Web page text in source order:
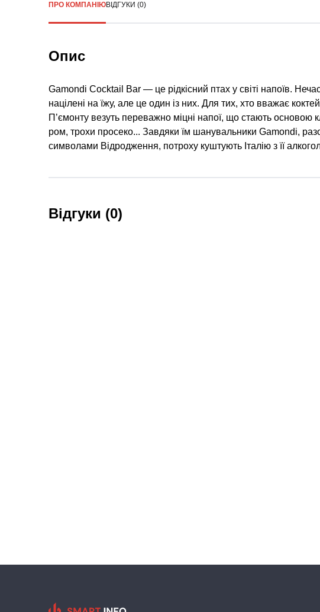
ПРО КОМПАНІЮВІДГУКИ (0)
Опис
Gamondi Cocktail Bar — це рідкісний птах у світі напоїв.
націлені на їжу, але це один із них. Для тих, хто вважає
П’ємонту везуть переважно міцні напої, що стають основою
ром, трохи просеко... Завдяки їм шанувальники Gamondi,
символами Відродження, потроху куштують Італію з її
Відгуки (0)